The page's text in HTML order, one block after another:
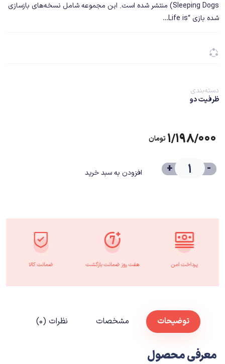
Sleeping Dogs) منتشر شده است. این مجموعه شامل نسخه‌های بازسازی
شده بازی “Life is…
دسته‌بندی
ظرفیت دو
۱/۱۹۸/۰۰۰ تومان
-
+ افزودن به سبد خرید
پرداخت امن هفت روز ضمانت بازگشت ضمانت کالا
توضیحات مشخصات نظرات (۰)
معرفی محصول